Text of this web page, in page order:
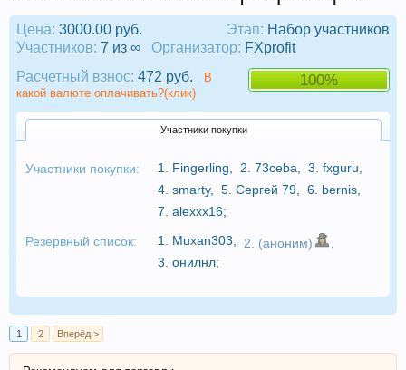
Этап: Набор участников
Цена: 3000.00 руб.
Участников: 7 из ∞ Организатор: FXprofit
100%
Расчетный взнос: 472 руб.
В
какой валюте оплачивать?(клик)
Участники покупки
Участники покупки: 1. Fingerling 2. 73ceba 3. fxguru
4. smarty, 5. Сергей 79 6. bernis
7. alexxx16;
Резервный список: 1. Muxan303 2. (аноним)
3. онилнл;
1 2 Вперёд >